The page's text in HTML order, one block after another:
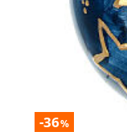
-36%